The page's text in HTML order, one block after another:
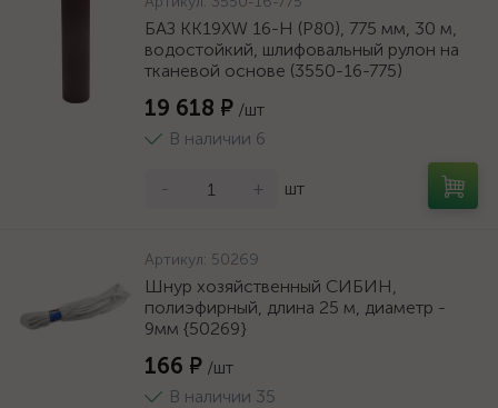
БАЗ KK19XW 16-H (Р80), 775 мм, 30 м,
водостойкий, шлифовальный рулон на
тканевой основе (3550-16-775)
19 618 ₽ /шт
В наличии 6
- + шт
Артикул: 50269
Шнур хозяйственный СИБИН,
полиэфирный, длина 25 м, диаметр -
9мм {50269}
166 ₽ /шт
В наличии 35